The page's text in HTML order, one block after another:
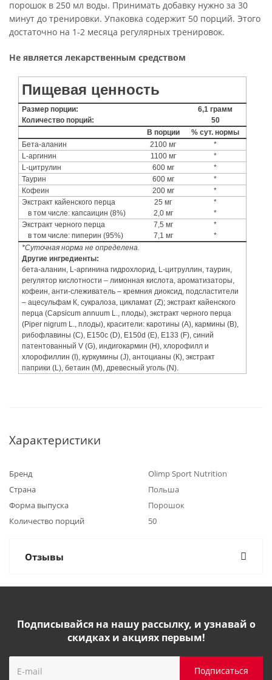
порошок в 250 мл воды. Принимать добавку нужно за 30
минут до тренировки. Упаковка содержит 50 порций. Этого
достаточно на 1-2 месяца регулярных тренировок.
Не является лекарственным средством
Пищевая ценность
Размер порции:
6,1 грамм
Количество порций:
50
В порции
% сут. нормы
Бета-аланин
2100 мг
*
L-аргинин
1100 мг
*
L-цитрулин
600 мг
*
Таурин
600 мг
*
Кофеин
200 мг
*
Экстракт кайенского перца
25 мг
*
в том числе: капсаицин (8%)
2,0 мг
*
Экстракт черного перца
7,5 мг
*
в том числе: пиперин (95%)
7,1 мг
*
*Суточная норма не определена.
Другие ингредиенты:
бета-аланин, L-аргинина гидрохлорид, L-цитруллин, таурин,
регулятор кислотности – лимонная кислота, ароматизаторы,
кофеин, анти-слеживатель – кремния диоксид, подсластители
– ацесульфам К, сукралоза, цикламат (Z); экстракт кайенского
перца (Capsicum annuum L., плоды), экстракт черного перца
(Piper nigrum L., плоды), красители: каротины (А), кармины (В),
рибофлавины (С), Е150с (D), E150d (Е), Е133 (F), синий
патентованный V (G), индигокармин (H), хлорофилл и
хлорофиллин (I), куркумины (J), антоцианы (К), экстракт
паприки (L), бетаин (М), древесный уголь (N).
Характеристики
Бренд
Olimp Sport Nutrition
Страна
Польша
Форма выпуска
Порошок
Количество порций
50
Отзывы
Подписывайся на нашу рассылку, и узнавай о
скидках и акциях первым!